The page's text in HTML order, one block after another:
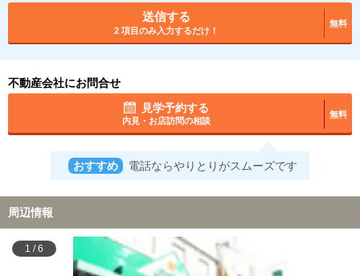
送信する
2 項目のみ入力するだけ！
無料
不動産会社にお問合せ
見学予約する
内見・お店訪問の相談
無料
おすすめ 電話ならやりとりがスムーズです
周辺情報
1 /6